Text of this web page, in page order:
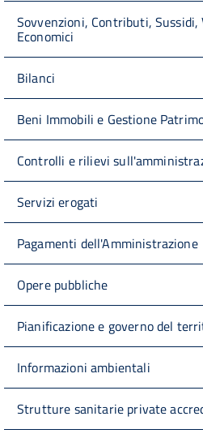
Sovvenzioni, Contributi, Sussidi,
Economici
Bilanci
Beni Immobili e Gestione
Controlli e rilievi
Servizi erogati
Pagamenti dell'Amministrazione
Opere pubbliche
Pianificazione e governo del
Informazioni ambientali
Strutture sanitarie private